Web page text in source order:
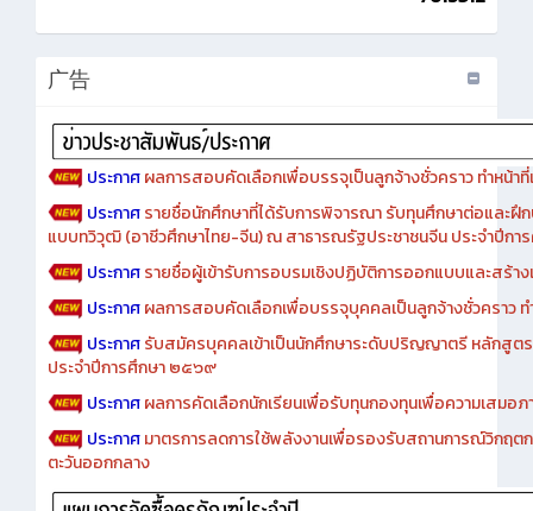
7615312
ประกาศผลการสอบคัดเลือกเพื่อบรรจุเป็นลูกจ้างชั่วคราว ทำหน้าที่
ประกาศ รายชื่อนักศึกษาที่ได้รับการพิจารณา รับทุนศึกษาต่อและฝึ
แบบทวิวุฒิ (อาชีวศึกษาไทย-จีน) ณ สาธารณรัฐประชาชนจีน ประจำปีก
ประกาศรายชื่อผู้เข้ารับการอบรมเชิงปฏิบัติการออกแบบและสร้า
ประกาศผลการสอบคัดเลือกเพื่อบรรจุบุคคลเป็นลูกจ้างชั่วคราว ท
ประกาศรับสมัครบุคคลเข้าเป็นนักศึกษาระดับปริญญาตรี หลักสูต
ประจำปีการศึกษา ๒๕๖๙
ประกาศผลการคัดเลือกนักเรียนเพื่อรับทุนกองทุนเพื่อความเสมอ
ประกาศมาตรการลดการใช้พลังงานเพื่อรองรับสถานการณ์วิกฤ
ตะวันออกกลาง